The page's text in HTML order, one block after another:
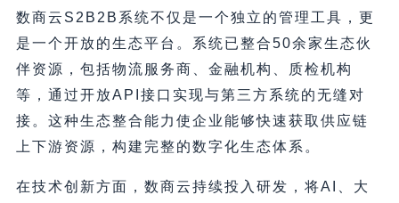
数商云S2B2B系统不仅是一个独立的管理工具，更
是一个开放的生态平台。系统已整合50余家生态伙
伴资源，包括物流服务商、金融机构、质检机构
等，通过开放API接口实现与第三方系统的无缝对
接。这种生态整合能力使企业能够快速获取供应链
上下游资源，构建完整的数字化生态体系。
在技术创新方面，数商云持续投入研发，将AI、大